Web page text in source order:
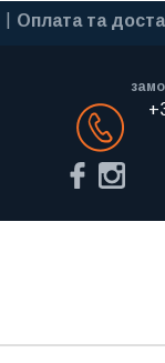
Оплата та
Обратный